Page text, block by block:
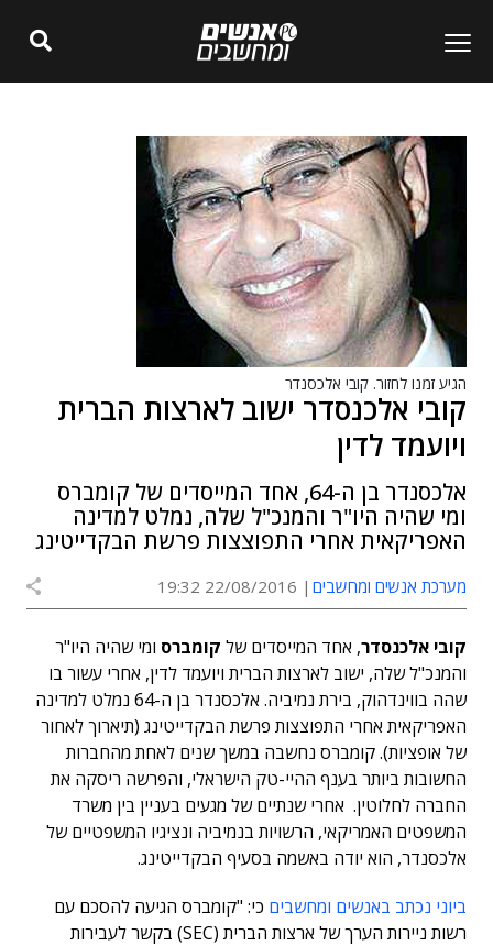
הגיע זמנו לחזור. קובי אלכסנדר
קובי אלכנסדר ישוב לארצות הברית
ויועמד לדין
אלכסנדר בן ה-64, אחד המייסדים של קומברס
ומי שהיה היו"ר והמנכ"ל שלה, נמלט למדינה
האפריקאית אחרי התפוצצות פרשת הבקדייטינג
מערכת אנשים ומחשבים 22/08/2016 19:32
קובי אלכנסדר, אחד המייסדים של קומברס ומי שהיה היו"ר
והמנכ"ל שלה, ישוב לארצות הברית ויועמד לדין, אחרי עשור בו
שהה בווינדהוק, בירת נמיביה. אלכסנדר בן ה-64 נמלט למדינה
האפריקאית אחרי התפוצצות פרשת הבקדייטינג (תיארוך לאחור
של אופציות). קומברס נחשבה במשך שנים לאחת מהחברות
החשובות ביותר בענף ההיי-טק הישראלי, והפרשה ריסקה את
החברה לחלוטין. אחרי שנתיים של מגעים בעניין בין משרד
המשפטים האמריקאי, הרשויות בנמיביה ונציגיו המשפטיים של
אלכסנדר, הוא יודה באשמה בסעיף הבקדייטינג.
ביוני נכתב באנשים ומחשבים כי: "קומברס הגיעה להסכם עם
רשות ניירות הערך של ארצות הברית (SEC) בקשר לעבירות